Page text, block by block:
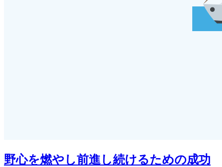
野心を燃やし前進し続けるための成功